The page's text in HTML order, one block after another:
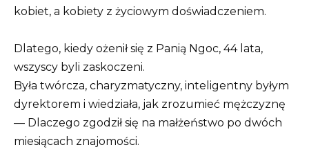
kobiet, a kobiety z życiowym doświadczeniem.
Dlatego, kiedy ożenił się z Panią Ngoc, 44 lata,
wszyscy byli zaskoczeni.
Była twórcza, charyzmatyczny, inteligentny byłym
dyrektorem i wiedziała, jak zrozumieć mężczyznę
— Dlaczego zgodził się na małżeństwo po dwóch
miesiącach znajomości.